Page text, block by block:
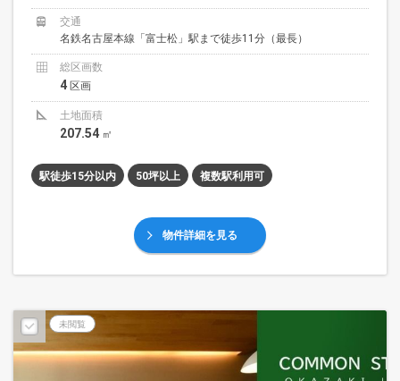
交通
名鉄名古屋本線「富士松」駅まで徒歩11分（最長）
総区画数
4 区画
土地面積
207.54 ㎡
駅徒歩15分以内 50坪以上 複数駅利用可
物件詳細を見る
未閲覧